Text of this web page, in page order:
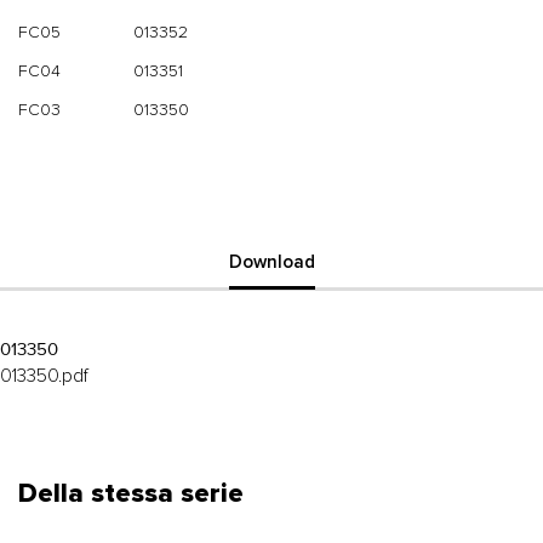
FC05
013352
FC04
013351
FC03
013350
Download
013350
013350.pdf
Della stessa serie